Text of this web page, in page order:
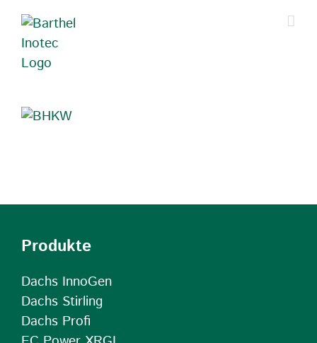
Inhalt
springen
Produkte
Dachs InnoGen
Dachs Stirling
Dachs Profi